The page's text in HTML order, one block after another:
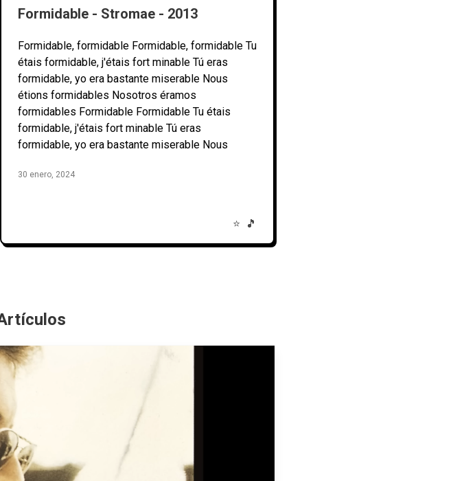
⭐ 🎵
Formidable - Stromae - 2013
Formidable, formidable Formidable, formidable Tu
étais formidable, j'étais fort minable Tú eras
formidable, yo era bastante miserable Nous
étions formidables Nosotros éramos
formidables Formidable Formidable Tu étais
formidable, j'étais fort minable Tú eras
formidable, yo era bastante miserable Nous
30 enero, 2024